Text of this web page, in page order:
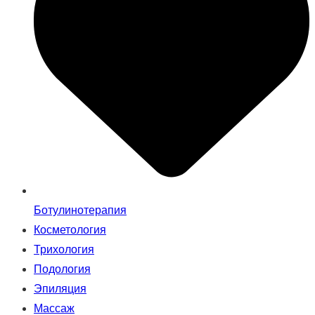
Ботулинотерапия
Косметология
Трихология
Подология
Эпиляция
Массаж